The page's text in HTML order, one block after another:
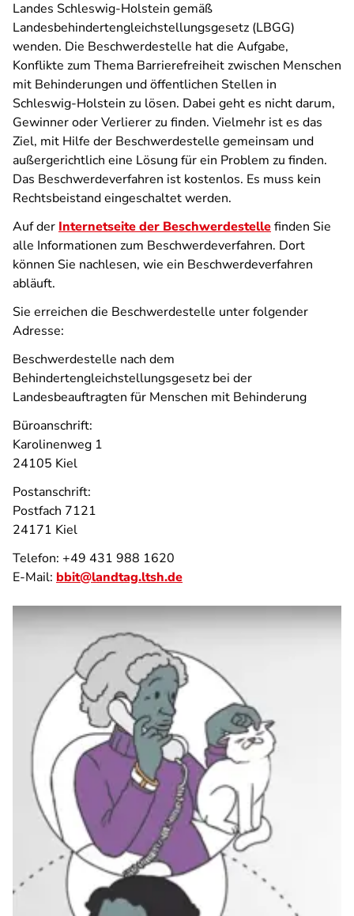
Landes Schleswig-Holstein gemäß
Landesbehindertengleichstellungsgesetz (LBGG)
wenden. Die Beschwerdestelle hat die Aufgabe,
Konflikte zum Thema Barrierefreiheit zwischen Menschen
mit Behinderungen und öffentlichen Stellen in
Schleswig-Holstein zu lösen. Dabei geht es nicht darum,
Gewinner oder Verlierer zu finden. Vielmehr ist es das
Ziel, mit Hilfe der Beschwerdestelle gemeinsam und
außergerichtlich eine Lösung für ein Problem zu finden.
Das Beschwerdeverfahren ist kostenlos. Es muss kein
Rechtsbeistand eingeschaltet werden.
Auf der Internetseite der Beschwerdestellefinden Sie
alle Informationen zum Beschwerdeverfahren. Dort
können Sie nachlesen, wie ein Beschwerdeverfahren
abläuft.
Sie erreichen die Beschwerdestelle unter folgender
Adresse:
Beschwerdestelle nach dem
Behindertengleichstellungsgesetz bei der
Landesbeauftragten für Menschen mit Behinderung
Büroanschrift:
Karolinenweg 1
24105 Kiel
Postanschrift:
Postfach 7121
24171 Kiel
Telefon: +49 431 988 1620
E-Mail: bbit@landtag.ltsh.de